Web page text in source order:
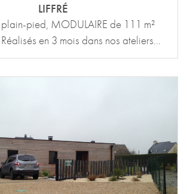
LIFFRÉ
pied, MODULAIRE de 111 m²
en 3 mois dans nos ateliers...